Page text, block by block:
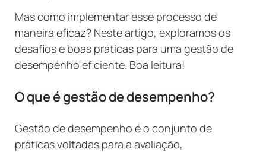
Mas como implementar esse processo de
maneira eficaz? Neste artigo, exploramos os
desafios e boas práticas para uma gestão de
desempenho eficiente. Boa leitura!
O que é gestão de desempenho?
Gestão de desempenho é o conjunto de
práticas voltadas para a avaliação,